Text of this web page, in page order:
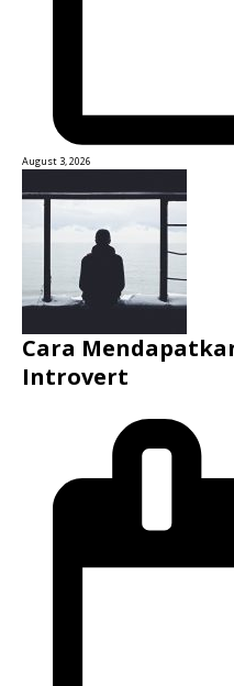
August 3, 2026
Cara
Introvert